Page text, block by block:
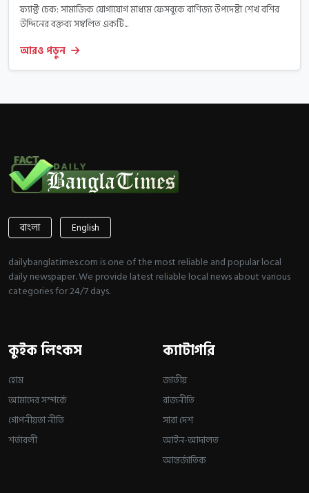
ফ্যাক্ট চেক: সামাজিক যোগাযোগ মাধ্যম ফেসবুকে বাণিজ্য উপদেষ্টা শেখ বশির
উদ্দিনের বক্তব্য সম্বলিত একটি...
আরও পড়ুন
বাংলা English
dailybanglatimes.com is one of the most reliable and popular local
daily newspaper. We provide latest reliable local news about various
categories for 24/7 days.
কুইক লিংকস
হোম
আমাদের সম্পর্কে
গোপনীয়তা নীতি
শর্তাবলী
ক্যাটাগরি
জাতীয়
রাজনীতি
সারা দেশ
আইন-আদালত
আন্তর্জাতিক